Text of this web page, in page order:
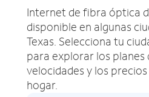
Internet de fibra óptica
disponible en algunas
Texas. Selecciona tu
para explorar los
velocidades y los
hogar.